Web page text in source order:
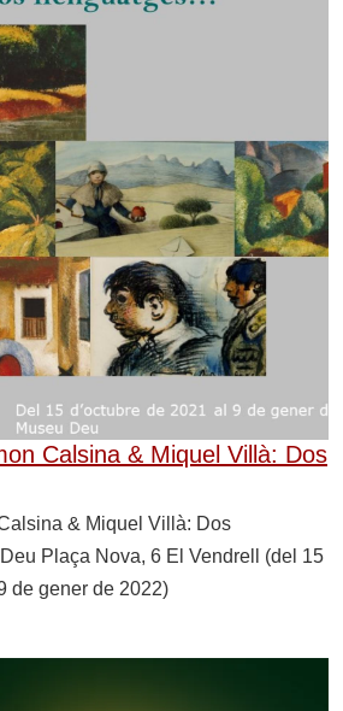
Calsina & Miquel Villà: Dos
& Miquel Villà: Dos
Plaça Nova, 6 El Vendrell (del 15
de gener de 2022)